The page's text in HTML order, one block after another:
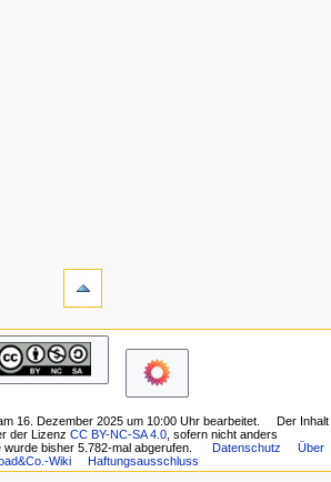
16. Dezember 2025 um 10:00 Uhr bearbeitet.
Der Inhalt
der Lizenz CC BY-NC-SA 4.0, sofern nicht anders
wurde bisher 5.782-mal abgerufen. Datenschutz
Über
Wiki
Haftungsausschluss